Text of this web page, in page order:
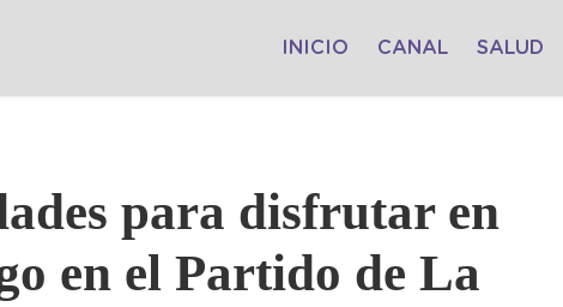
INICIO CANAL SALUD
para disfrutar en
en el Partido de La